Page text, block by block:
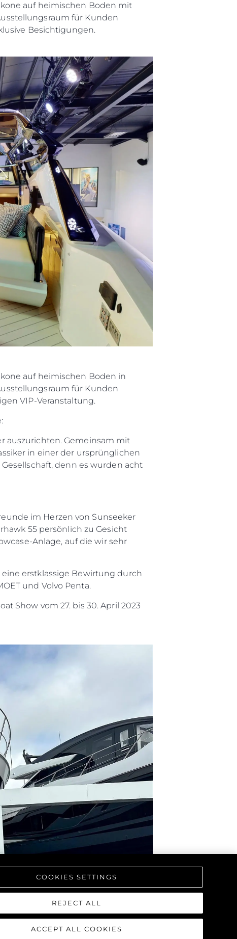
auf heimischen Boden mit
für Kunden
Besichtigungen.
auf heimischen Boden in
für Kunden
VIP-Veranstaltung.
auszurichten. Gemeinsam mit
in einer der ursprünglichen
denn es wurden acht
im Herzen von Sunseeker
55 persönlich zu Gesicht
Anlage, auf die wir sehr
erstklassige Bewirtung durch
und Volvo Penta.
Show vom 27. bis 30. April 2023
Sie Ihr Boot
COOKIES SETTINGS
REJECT ALL
ACCEPT ALL COOKIES